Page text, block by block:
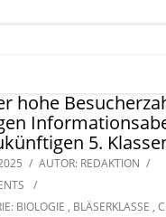
hohe
5.
/ AUTOR: REDAKTION /
/
BIOLOGIE , BLÄSERKLASSE ,